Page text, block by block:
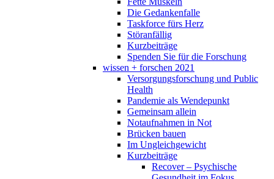
Die Gedankenfalle
Taskforce fürs Herz
Störanfällig
Kurzbeiträge
Spenden Sie für die Forschung
wissen + forschen 2021
Versorgungsforschung und Public
Health
Pandemie als Wendepunkt
Gemeinsam allein
Notaufnahmen in Not
Brücken bauen
Im Ungleichgewicht
Kurzbeiträge
Recover – Psychische